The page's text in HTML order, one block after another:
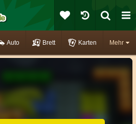
Mehr
Auto Brett Karten